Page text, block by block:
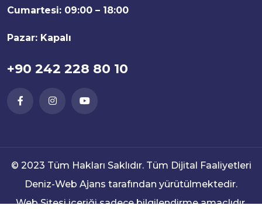
Cumartesi: 09:00 – 18:00
Pazar: Kapalı
+90 242 228 80 10
© 2023 Tüm Hakları Saklıdır. Tüm Dijital Faaliyetleri
Deniz-Web Ajans tarafından yürütülmektedir.
Web Sitesi içeriği sadece bilgilendirme amaçlıdır,